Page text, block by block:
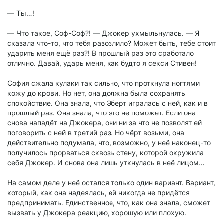
— Ты…!
— Что такое, Соф-Соф?! — Джокер ухмыльнулась. — Я
сказала что-то, что тебя разозлило? Может быть, тебе стоит
ударить меня ещё раз?! В прошлый раз это сработало
отлично. Давай, ударь меня, как будто я секси Стивен!
София сжала кулаки так сильно, что проткнула ногтями
кожу до крови. Но нет, она должна была сохранять
спокойствие. Она знала, что Эберт игралась с ней, как и в
прошлый раз. Она знала, что это не поможет. Если она
снова нападёт на Джокера, они ни за что не позволят ей
поговорить с ней в третий раз. Но чёрт возьми, она
действительно подумала, что, возможно, у неё наконец-то
получилось прорваться сквозь стену, которой окружила
себя Джокер. И снова она лишь уткнулась в неё лицом…
На самом деле у неё остался только один вариант. Вариант,
который, как она надеялась, ей никогда не придётся
предпринимать. Единственное, что, как она знала, сможет
вызвать у Джокера реакцию, хорошую или плохую.